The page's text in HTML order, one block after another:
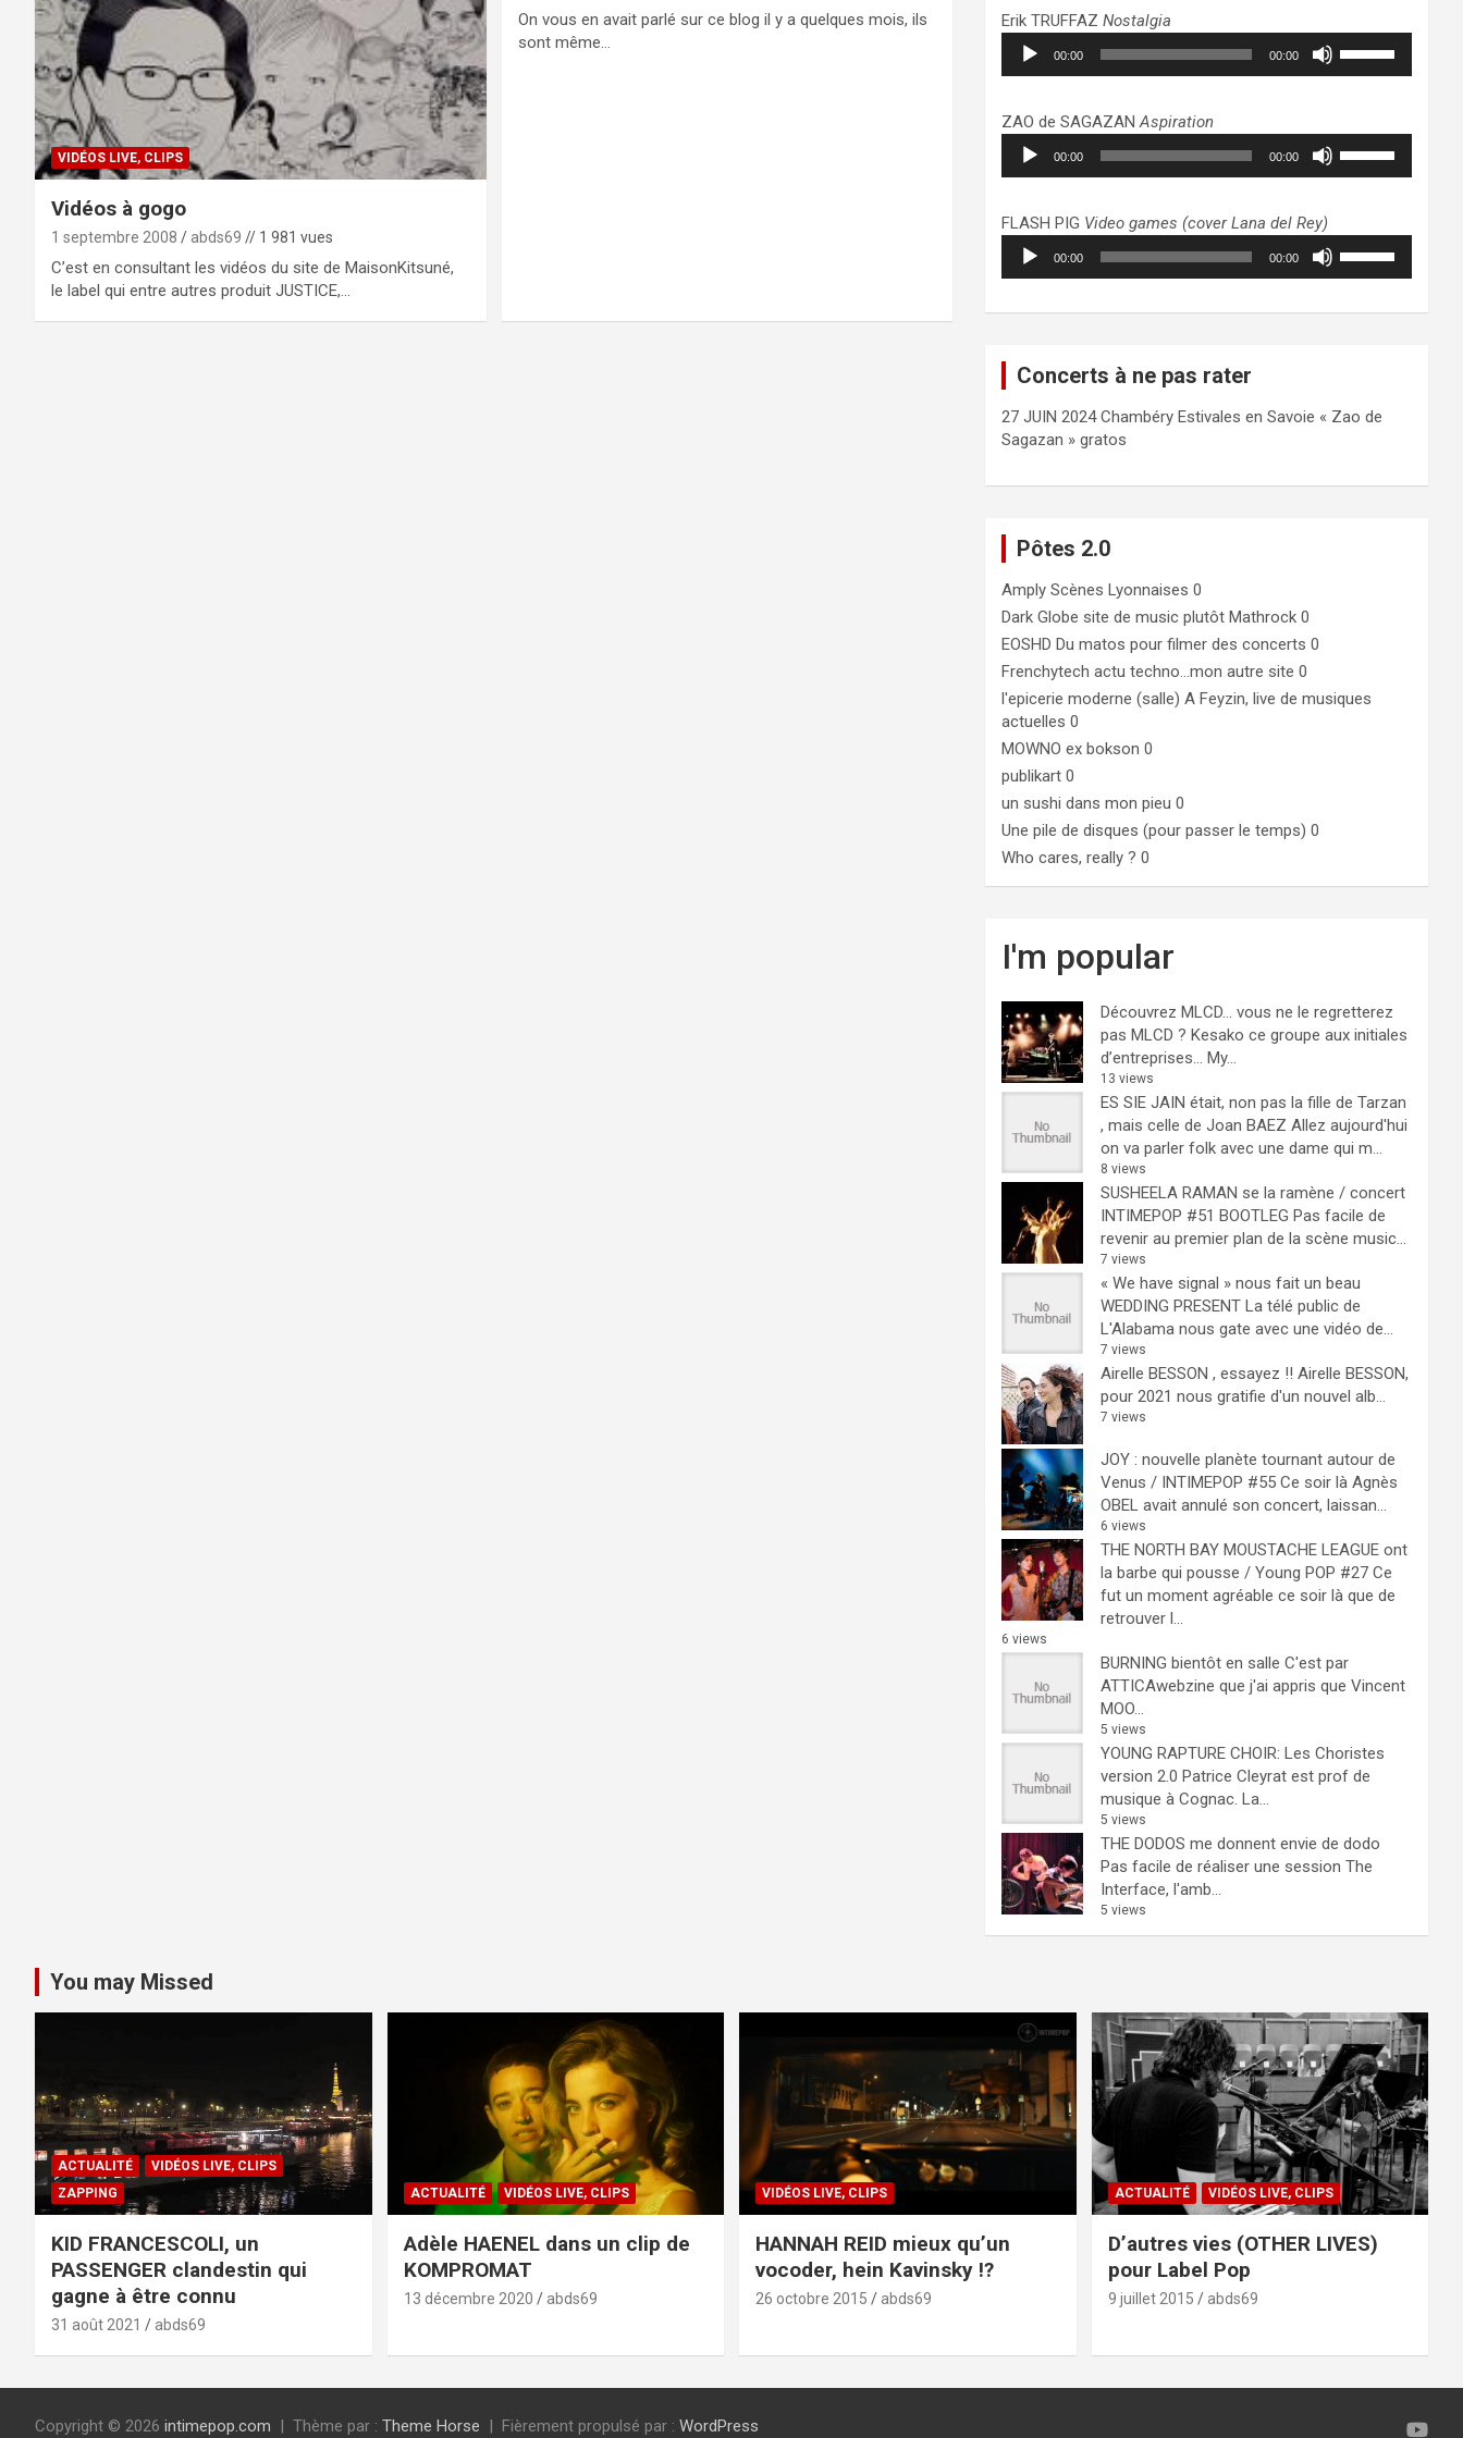
VIDÉOS LIVE, CLIPS
Vidéos à gogo
1 septembre 2008 abds69 // 1 981 vues
C’est en consultant les vidéos du site de MaisonKitsuné,
le label qui entre autres produit JUSTICE,…
On vous en avait parlé sur ce blog il y a quelques mois, ils
sont même…
pour
augmenter
ou
volume.
Erik TRUFFAZNostalgia
Lecteur
audio
00:00 00:00
pour
augmenter
ou
volume.
ZAO de SAGAZANAspiration
Lecteur
audio
00:00 00:00
pour
augmenter
ou
FLASH PIG Video games (cover Lana del Rey)
Lecteur
audio
00:00 00:00
haut/bas
le
Concerts à ne pas rater
27 JUIN 2024 Chambéry Estivales en Savoie « Zao de
Sagazan » gratos
Pôtes 2.0
Amply Scènes Lyonnaises 0
Dark Globe site de music plutôt Mathrock 0
EOSHD Du matos pour filmer des concerts 0
Frenchytech actu techno…mon autre site 0
l'epicerie moderne (salle) A Feyzin, live de musiques
actuelles 0
MOWNO ex bokson 0
publikart 0
un sushi dans mon pieu 0
Une pile de disques (pour passer le temps) 0
Who cares, really ? 0
I'm popular
Découvrez MLCD… vous ne le regretterez
pas MLCD ? Kesako ce groupe aux initiales
d’entreprises… My...
13 views
ES SIE JAIN était, non pas la fille de Tarzan
, mais celle de Joan BAEZ Allez aujourd'hui
on va parler folk avec une dame qui m...
8 views
SUSHEELA RAMAN se la ramène / concert
INTIMEPOP #51 BOOTLEG Pas facile de
revenir au premier plan de la scène music...
7 views
« We have signal » nous fait un beau
WEDDING PRESENT La télé public de
L'Alabama nous gate avec une vidéo de...
7 views
Airelle BESSON , essayez !! Airelle BESSON,
pour 2021 nous gratifie d'un nouvel alb...
7 views
JOY : nouvelle planète tournant autour de
Venus / INTIMEPOP #55 Ce soir là Agnès
OBEL avait annulé son concert, laissan...
6 views
THE NORTH BAY MOUSTACHE LEAGUE ont
la barbe qui pousse / Young POP #27 Ce
fut un moment agréable ce soir là que de
retrouver l...
6 views
BURNING bientôt en salle C'est par
ATTICAwebzine que j'ai appris que Vincent
MOO...
5 views
YOUNG RAPTURE CHOIR: Les Choristes
version 2.0 Patrice Cleyrat est prof de
musique à Cognac. La...
5 views
THE DODOS me donnent envie de dodo
Pas facile de réaliser une session The
Interface, l'amb...
5 views
You may Missed
ACTUALITÉ
VIDÉOS LIVE, CLIPS
ZAPPING
KID FRANCESCOLI, un
PASSENGER clandestin qui
gagne à être connu
31 août 2021 abds69
ACTUALITÉ VIDÉOS LIVE, CLIPS
Adèle HAENEL dans un clip de
KOMPROMAT
13 décembre 2020 abds69
VIDÉOS LIVE, CLIPS
HANNAH REID mieux qu’un
vocoder, hein Kavinsky !?
26 octobre 2015 abds69
ACTUALITÉ VIDÉOS LIVE, CLIPS
D’autres vies (OTHER LIVES)
pour Label Pop
9 juillet 2015 abds69
Copyright © 2026 intimepop.com Thème par : Theme Horse Fièrement propulsé par : WordPress